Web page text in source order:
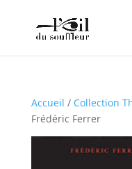
Accueil / Collection
Frédéric Ferrer